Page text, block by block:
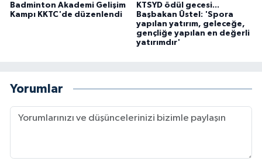
Badminton Akademi Gelişim
Kampı KKTC'de düzenlendi
KTSYD ödül gecesi...
Başbakan Üstel: 'Spora
yapılan yatırım, geleceğe,
gençliğe yapılan en değerli
yatırımdır'
Yorumlar